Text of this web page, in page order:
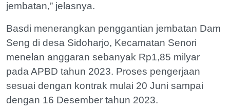
jembatan,” jelasnya.
Basdi menerangkan penggantian jembatan Dam
Seng di desa Sidoharjo, Kecamatan Senori
menelan anggaran sebanyak Rp1,85 milyar
pada APBD tahun 2023. Proses pengerjaan
sesuai dengan kontrak mulai 20 Juni sampai
dengan 16 Desember tahun 2023.